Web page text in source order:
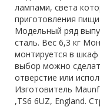
лампами, света
приготовления
Модельный ряд
сталь. Вес 6,3 кг
монтируется в
выбор можно
отверстие или
Изготовитель
,TS6 6UZ, England.